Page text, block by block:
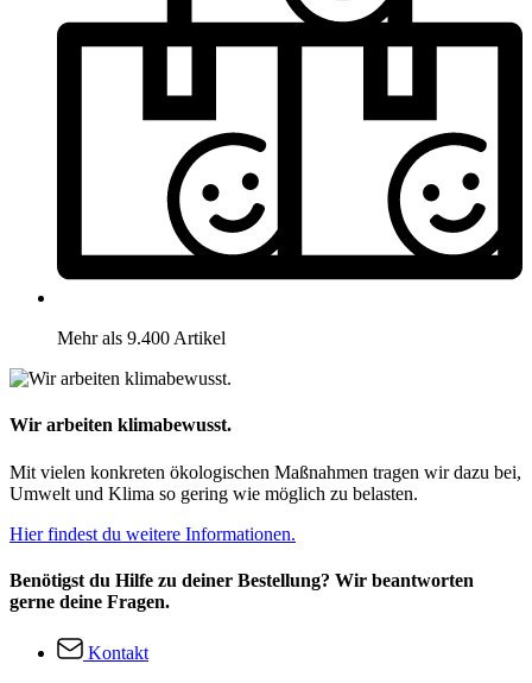
Mehr als 9.400 Artikel
Wir arbeiten klimabewusst.
Mit vielen konkreten ökologischen Maßnahmen tragen wir dazu bei,
Umwelt und Klima so gering wie möglich zu belasten.
Hier findest du weitere Informationen.
Benötigst du Hilfe zu deiner Bestellung? Wir beantworten
gerne deine Fragen.
Kontakt